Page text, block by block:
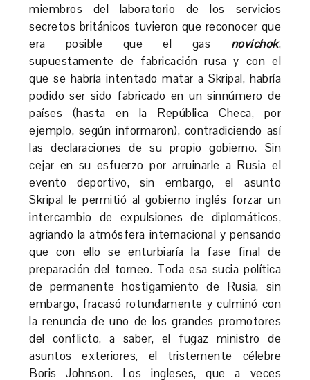
miembros del laboratorio de los servicios
secretos británicos tuvieron que reconocer que
era posible que el gas novichok,
supuestamente de fabricación rusa y con el
que se habría intentado matar a Skripal, habría
podido ser sido fabricado en un sinnúmero de
países (hasta en la República Checa, por
ejemplo, según informaron), contradiciendo así
las declaraciones de su propio gobierno. Sin
cejar en su esfuerzo por arruinarle a Rusia el
evento deportivo, sin embargo, el asunto
Skripal le permitió al gobierno inglés forzar un
intercambio de expulsiones de diplomáticos,
agriando la atmósfera internacional y pensando
que con ello se enturbiaría la fase final de
preparación del torneo. Toda esa sucia política
de permanente hostigamiento de Rusia, sin
embargo, fracasó rotundamente y culminó con
la renuncia de uno de los grandes promotores
del conflicto, a saber, el fugaz ministro de
asuntos exteriores, el tristemente célebre
Boris Johnson. Los ingleses, que a veces